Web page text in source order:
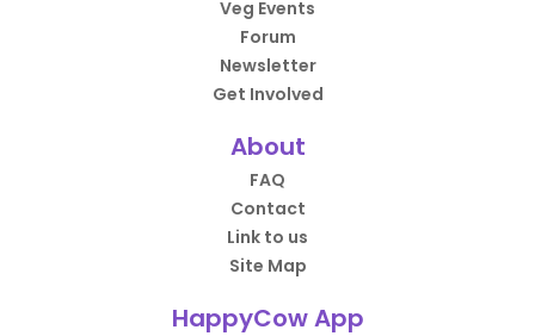
Veg Events
Forum
Newsletter
Get Involved
About
FAQ
Contact
Link to us
Site Map
HappyCow App